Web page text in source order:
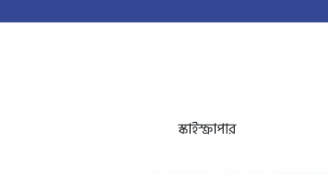
স্কাইস্ক্রাপার